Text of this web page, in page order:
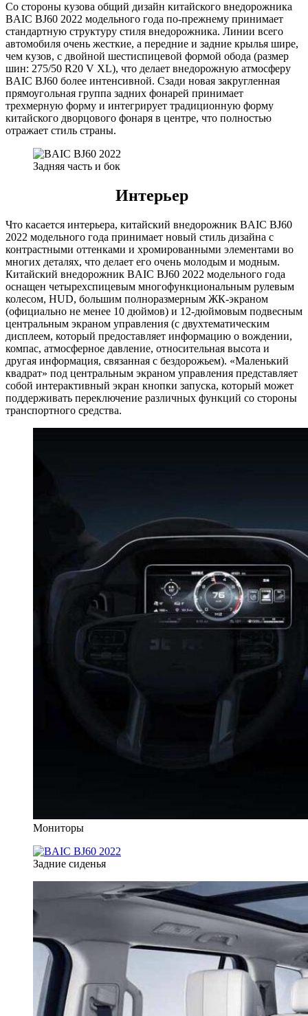
Со стороны кузова общий дизайн китайского внедорожника
BAIC BJ60 2022 модельного года по-прежнему принимает
стандартную структуру стиля внедорожника. Линии всего
автомобиля очень жесткие, а передние и задние крылья шире,
чем кузов, с двойной шестиспицевой формой обода (размер
шин: 275/50 R20 V XL), что делает внедорожную атмосферу
BAIC BJ60 более интенсивной. Сзади новая закругленная
прямоугольная группа задних фонарей принимает
трехмерную форму и интегрирует традиционную форму
китайского дворцового фонаря в центре, что полностью
отражает стиль страны.
Задняя часть и бок
Интерьер
Что касается интерьера, китайский внедорожник BAIC BJ60
2022 модельного года принимает новый стиль дизайна с
контрастными оттенками и хромированными элементами во
многих деталях, что делает его очень молодым и модным.
Китайский внедорожник BAIC BJ60 2022 модельного года
оснащен четырехспицевым многофункциональным рулевым
колесом, HUD, большим полноразмерным ЖК-экраном
(официально не менее 10 дюймов) и 12-дюймовым подвесным
центральным экраном управления (с двухтематическим
дисплеем, который предоставляет информацию о вождении,
компас, атмосферное давление, относительная высота и
другая информация, связанная с бездорожьем). «Маленький
квадрат» под центральным экраном управления представляет
собой интерактивный экран кнопки запуска, который может
поддерживать переключение различных функций со стороны
транспортного средства.
Мониторы
Задние сиденья